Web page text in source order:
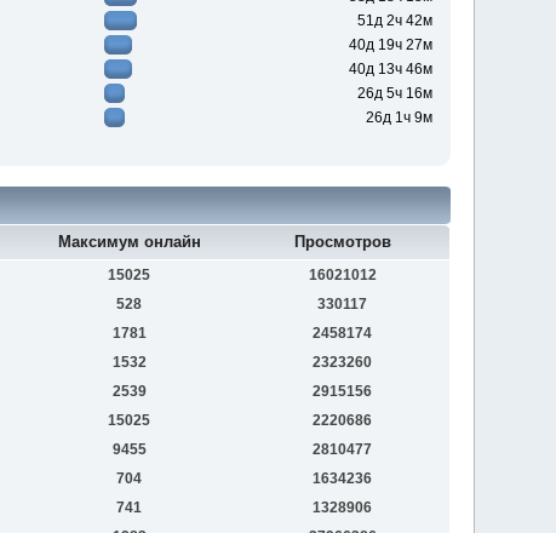
51д 2ч 42м
40д 19ч 27м
40д 13ч 46м
26д 5ч 16м
26д 1ч 9м
Максимум онлайн Просмотров
15025
16021012
528
330117
1781
2458174
1532
2323260
2539
2915156
15025
2220686
9455
2810477
704
1634236
741
1328906